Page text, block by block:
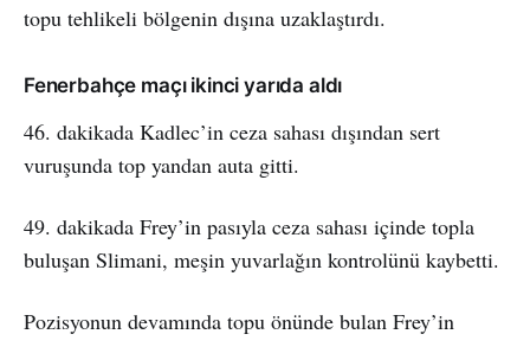
topu tehlikeli bölgenin dışına uzaklaştırdı.
Fenerbahçe maçı ikinci yarıda aldı
46. dakikada Kadlec’in ceza sahası dışından sert
vuruşunda top yandan auta gitti.
49. dakikada Frey’in pasıyla ceza sahası içinde topla
buluşan Slimani, meşin yuvarlağın kontrolünü kaybetti.
Pozisyonun devamında topu önünde bulan Frey’in